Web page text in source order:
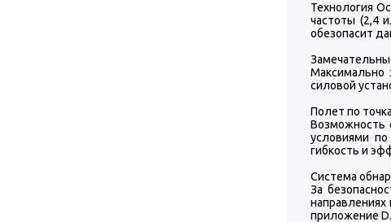
Технология
частоты (2,4
обезопасит
Максимально
силовой
Полет по
Возможность
условиями
гибкость и
Система
За
приложение